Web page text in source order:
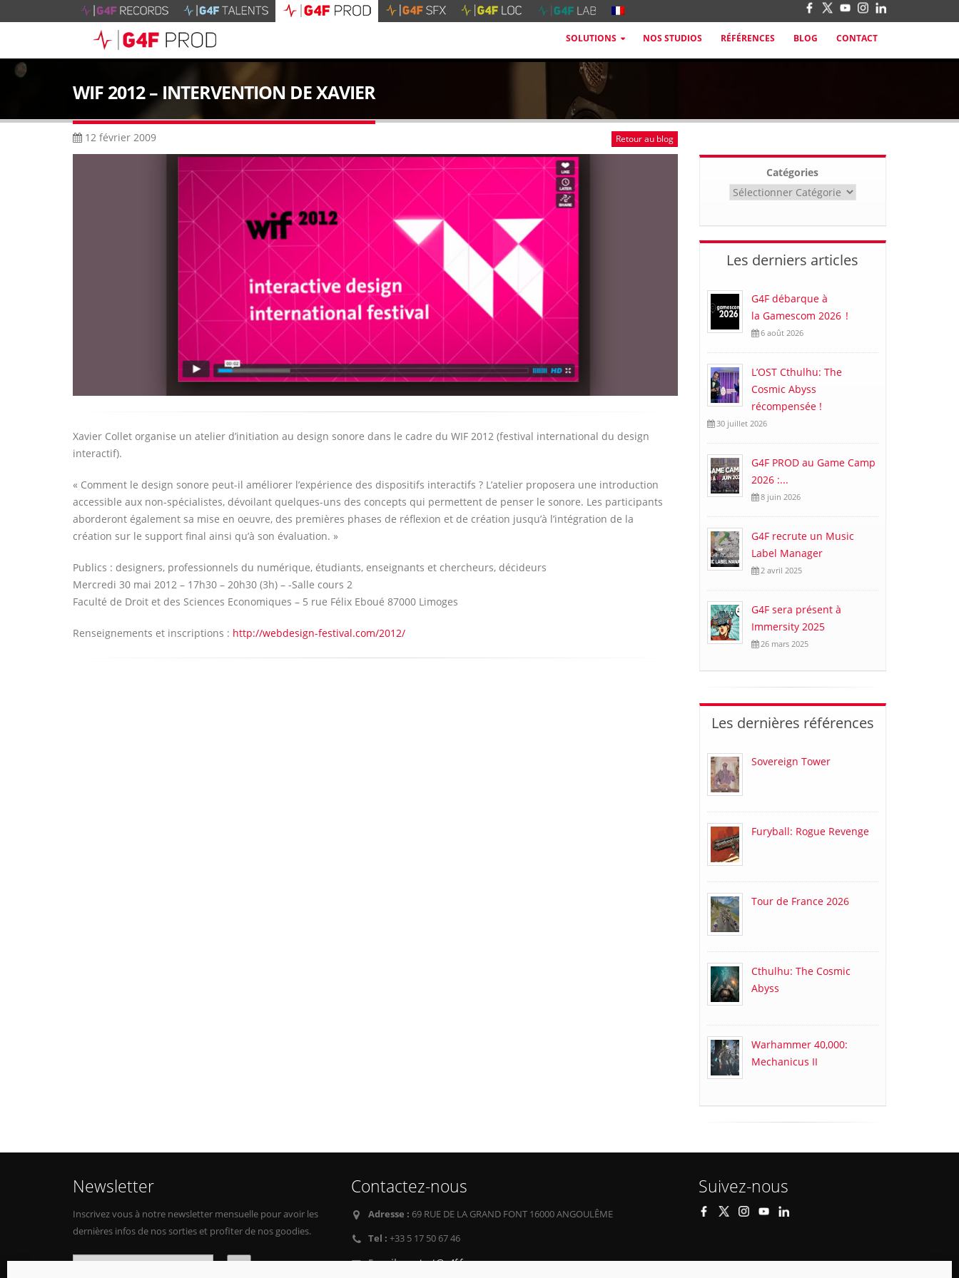
SOLUTIONS NOS STUDIOS RÉFÉRENCES BLOG CONTACT
WIF 2012 – INTERVENTION DE XAVIER
12 février 2009 Retour au blog
Xavier Collet organise un atelier d’initiation au design sonore dans le cadre du WIF 2012 (festival international du design
interactif).
« Comment le design sonore peut-il améliorer l’expérience des dispositifs interactifs ? L’atelier proposera une introduction
accessible aux non-spécialistes, dévoilant quelques-uns des concepts qui permettent de penser le sonore. Les participants
aborderont également sa mise en oeuvre, des premières phases de réflexion et de création jusqu’à l’intégration de la
création sur le support final ainsi qu’à son évaluation. »
Publics : designers, professionnels du numérique, étudiants, enseignants et chercheurs, décideurs
Mercredi 30 mai 2012 – 17h30 – 20h30 (3h) – -Salle cours 2
Faculté de Droit et des Sciences Economiques – 5 rue Félix Eboué 87000 Limoges
Renseignements et inscriptions : http://webdesign-festival.com/2012/
Catégories
Les derniers articles
G4F débarque à
la Gamescom 2026 !
6 août 2026
L’OST Cthulhu: The
Cosmic Abyss
récompensée !
30 juillet 2026
G4F PROD au Game Camp
2026 :...
8 juin 2026
G4F recrute un Music
Label Manager
2 avril 2025
G4F sera présent à
Immersity 2025
26 mars 2025
Les dernières références
Sovereign Tower
Furyball: Rogue Revenge
Tour de France 2026
Cthulhu: The Cosmic
Abyss
Warhammer 40,000:
Mechanicus II
Newsletter
Inscrivez vous à notre newsletter mensuelle pour avoir les
dernières infos de nos sorties et profiter de nos goodies.
Contactez-nous
Adresse : 69 RUE DE LA GRAND FONT 16000 ANGOULÊME
Tel : +33 5 17 50 67 46
E-mail :contact@g4f.fr
Suivez-nous